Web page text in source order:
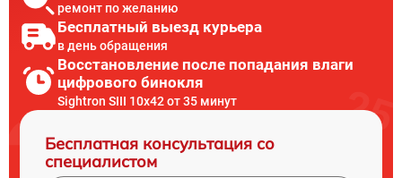
ремонт по желанию
Бесплатный выезд курьера
в день обращения
Восстановление после попадания влаги
цифрового бинокля
Sightron SIII 10x42 от 35 минут
Бесплатная консультация со
специалистом